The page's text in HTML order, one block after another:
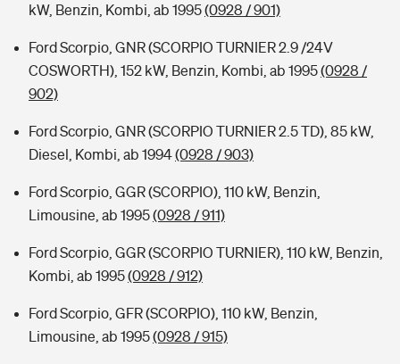
kW, Benzin, Kombi, ab 1995(0928 / 901)
Ford Scorpio, GNR (SCORPIO TURNIER 2.9 /24V
COSWORTH), 152 kW, Benzin, Kombi, ab 1995(0928 /
902)
Ford Scorpio, GNR (SCORPIO TURNIER 2.5 TD), 85 kW,
Diesel, Kombi, ab 1994(0928 / 903)
Ford Scorpio, GGR (SCORPIO), 110 kW, Benzin,
Limousine, ab 1995(0928 / 911)
Ford Scorpio, GGR (SCORPIO TURNIER), 110 kW, Benzin,
Kombi, ab 1995(0928 / 912)
Ford Scorpio, GFR (SCORPIO), 110 kW, Benzin,
Limousine, ab 1995(0928 / 915)